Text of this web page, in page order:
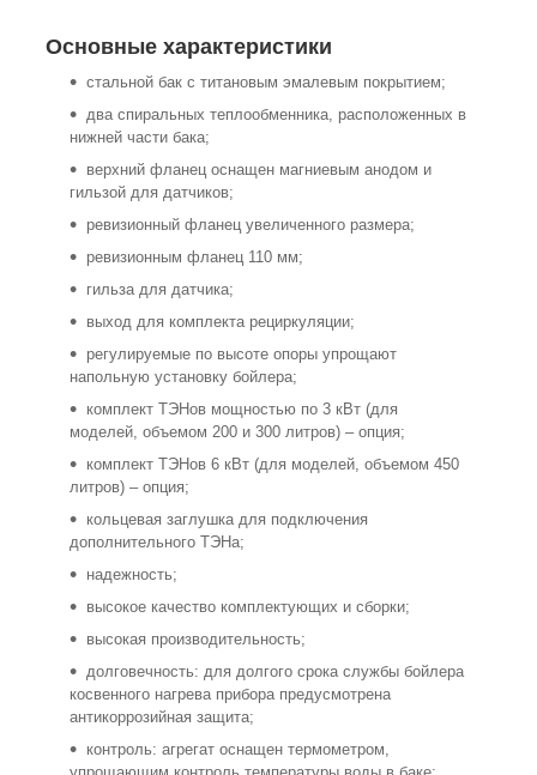
Основные характеристики
стальной бак с титановым эмалевым покрытием;
два спиральных теплообменника, расположенных в
нижней части бака;
верхний фланец оснащен магниевым анодом и
гильзой для датчиков;
ревизионный фланец увеличенного размера;
ревизионным фланец 110 мм;
гильза для датчика;
выход для комплекта рециркуляции;
регулируемые по высоте опоры упрощают
напольную установку бойлера;
комплект ТЭНов мощностью по 3 кВт (для
моделей, объемом 200 и 300 литров) – опция;
комплект ТЭНов 6 кВт (для моделей, объемом 450
литров) – опция;
кольцевая заглушка для подключения
дополнительного ТЭНа;
надежность;
высокое качество комплектующих и сборки;
высокая производительность;
долговечность: для долгого срока службы бойлера
косвенного нагрева прибора предусмотрена
антикоррозийная защита;
контроль: агрегат оснащен термометром,